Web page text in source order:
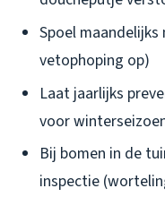
Spoel
vetophoping op)
Laat jaarlijks
voor
Bij bomen in de
inspectie